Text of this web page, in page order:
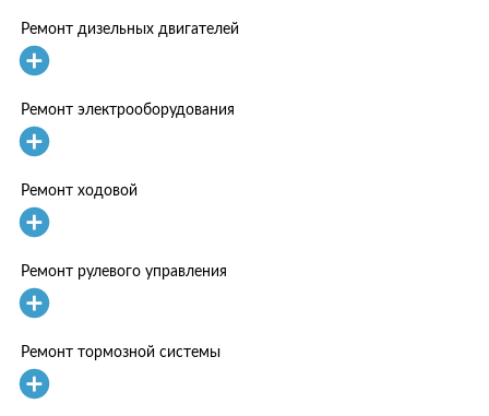
Ремонт дизельных двигателей
Ремонт электрооборудования
Ремонт ходовой
Ремонт рулевого управления
Ремонт тормозной системы